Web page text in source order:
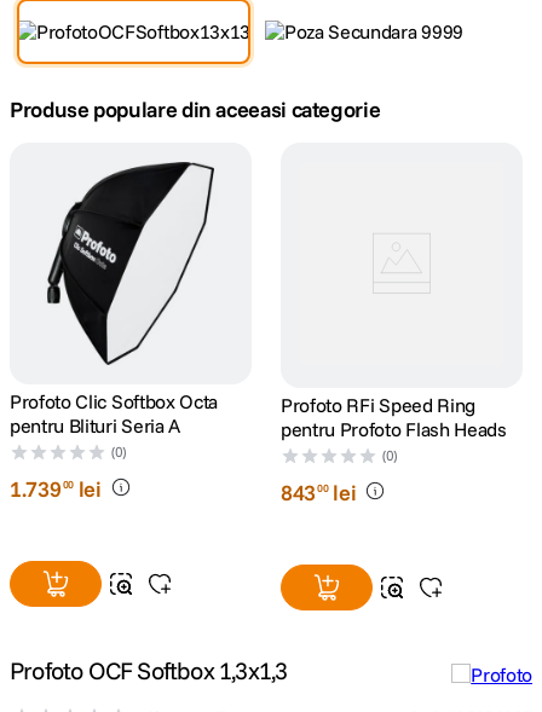
Produse populare din aceeasi categorie
Profoto Clic Softbox Octa
pentru Blituri Seria A
(0)
1.73900 lei
Profoto RFi Speed Ring
pentru Profoto Flash Heads
(0)
84300 lei
Profoto OCF Softbox 1,3x1,3